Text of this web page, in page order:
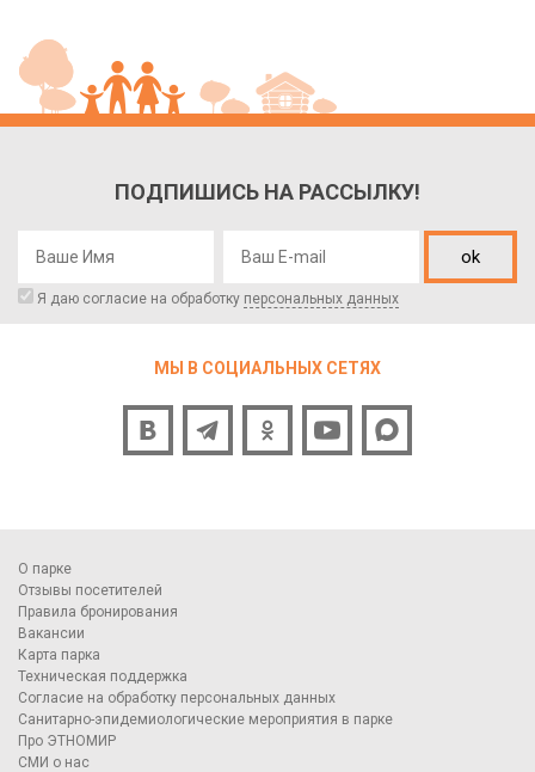
ПОДПИШИСЬ НА РАССЫЛКУ!
ok
Я даю согласие на обработку персональных данных
МЫ В СОЦИАЛЬНЫХ СЕТЯХ
О парке
Отзывы посетителей
Правила бронирования
Вакансии
Карта парка
Техническая поддержка
Согласие на обработку персональных данных
Санитарно-эпидемиологические мероприятия в парке
Про ЭТНОМИР
СМИ о нас